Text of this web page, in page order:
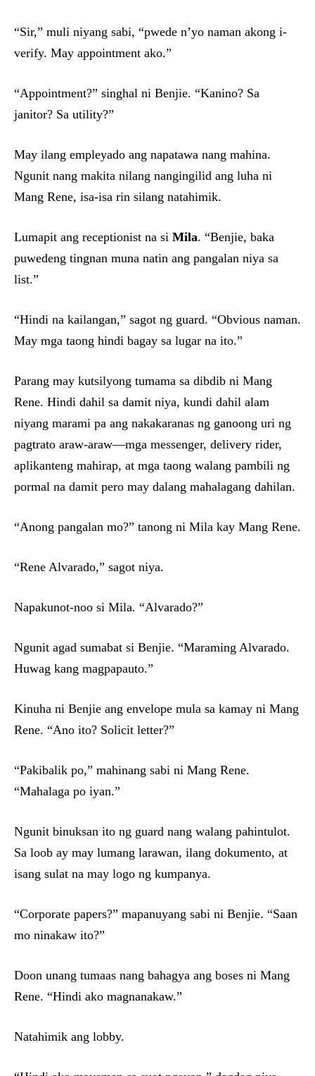
“Sir,” muli niyang sabi, “pwede n’yo naman akong i-
verify. May appointment ako.”
“Appointment?” singhal ni Benjie. “Kanino? Sa
janitor? Sa utility?”
May ilang empleyado ang napatawa nang mahina.
Ngunit nang makita nilang nangingilid ang luha ni
Mang Rene, isa-isa rin silang natahimik.
Lumapit ang receptionist na si Mila. “Benjie, baka
puwedeng tingnan muna natin ang pangalan niya sa
list.”
“Hindi na kailangan,” sagot ng guard. “Obvious naman.
May mga taong hindi bagay sa lugar na ito.”
Parang may kutsilyong tumama sa dibdib ni Mang
Rene. Hindi dahil sa damit niya, kundi dahil alam
niyang marami pa ang nakakaranas ng ganoong uri ng
pagtrato araw-araw—mga messenger, delivery rider,
aplikanteng mahirap, at mga taong walang pambili ng
pormal na damit pero may dalang mahalagang dahilan.
“Anong pangalan mo?” tanong ni Mila kay Mang Rene.
“Rene Alvarado,” sagot niya.
Napakunot-noo si Mila. “Alvarado?”
Ngunit agad sumabat si Benjie. “Maraming Alvarado.
Huwag kang magpapauto.”
Kinuha ni Benjie ang envelope mula sa kamay ni Mang
Rene. “Ano ito? Solicit letter?”
“Pakibalik po,” mahinang sabi ni Mang Rene.
“Mahalaga po iyan.”
Ngunit binuksan ito ng guard nang walang pahintulot.
Sa loob ay may lumang larawan, ilang dokumento, at
isang sulat na may logo ng kumpanya.
“Corporate papers?” mapanuyang sabi ni Benjie. “Saan
mo ninakaw ito?”
Doon unang tumaas nang bahagya ang boses ni Mang
Rene. “Hindi ako magnanakaw.”
Natahimik ang lobby.